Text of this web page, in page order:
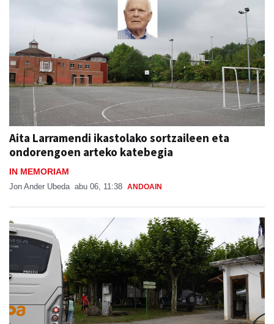
Aita Larramendi ikastolako sortzaileen eta
ondorengoen arteko katebegia
IN MEMORIAM
Jon Ander Ubeda abu 06, 11:38 ANDOAIN